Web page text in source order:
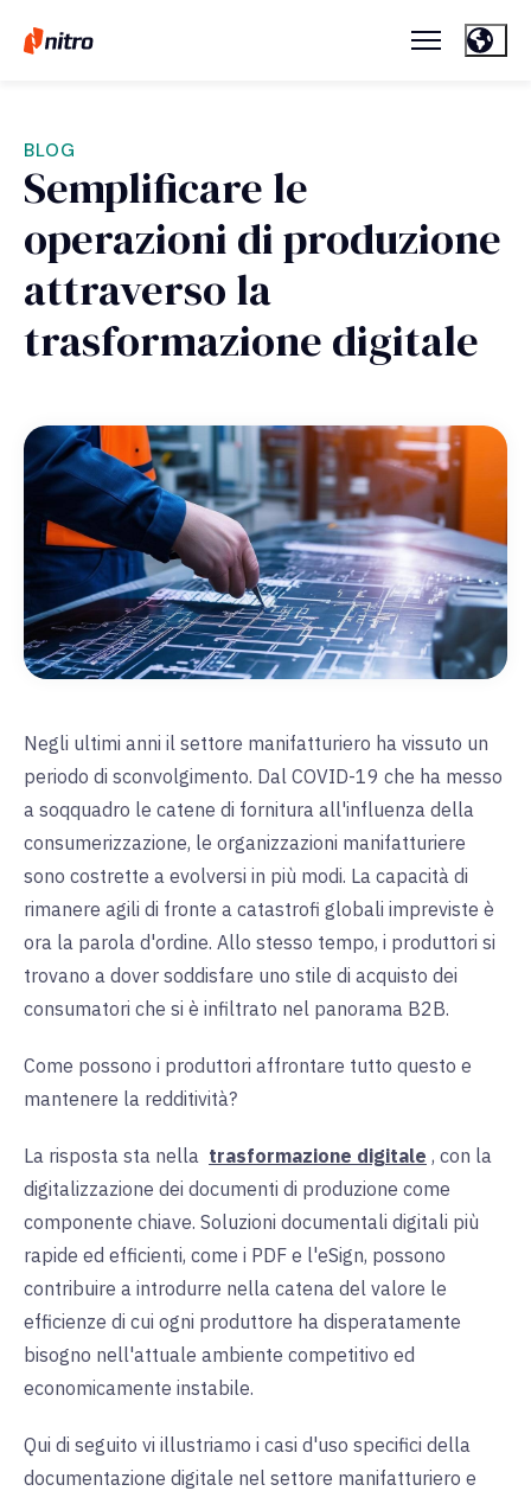
BLOG
Semplificare le
operazioni di produzione
attraverso la
trasformazione digitale
Negli ultimi anni il settore manifatturiero ha vissuto un
periodo di sconvolgimento. Dal COVID-19 che ha messo
a soqquadro le catene di fornitura all'influenza della
consumerizzazione, le organizzazioni manifatturiere
sono costrette a evolversi in più modi. La capacità di
rimanere agili di fronte a catastrofi globali impreviste è
ora la parola d'ordine. Allo stesso tempo, i produttori si
trovano a dover soddisfare uno stile di acquisto dei
consumatori che si è infiltrato nel panorama B2B.
Come possono i produttori affrontare tutto questo e
mantenere la redditività?
La risposta sta nella trasformazione digitale , con la
digitalizzazione dei documenti di produzione come
componente chiave. Soluzioni documentali digitali più
rapide ed efficienti, come i PDF e l'eSign, possono
contribuire a introdurre nella catena del valore le
efficienze di cui ogni produttore ha disperatamente
bisogno nell'attuale ambiente competitivo ed
economicamente instabile.
Qui di seguito vi illustriamo i casi d'uso specifici della
documentazione digitale nel settore manifatturiero e